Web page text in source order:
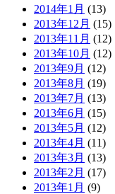
2014年1月 (13)
2013年12月 (15)
2013年11月 (12)
2013年10月 (12)
2013年9月 (12)
2013年8月 (19)
2013年7月 (13)
2013年6月 (15)
2013年5月 (12)
2013年4月 (11)
2013年3月 (13)
2013年2月 (17)
2013年1月 (9)